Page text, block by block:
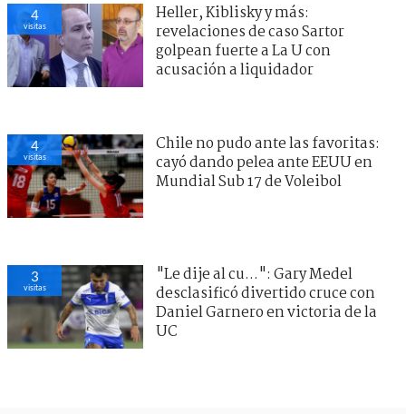
4
visitas
Heller, Kiblisky y más:
revelaciones de caso Sartor
golpean fuerte a La U con
acusación a liquidador
4
visitas
Chile no pudo ante las favoritas:
cayó dando pelea ante EEUU en
Mundial Sub 17 de Voleibol
3
visitas
"Le dije al cu...": Gary Medel
desclasificó divertido cruce con
Daniel Garnero en victoria de la
UC